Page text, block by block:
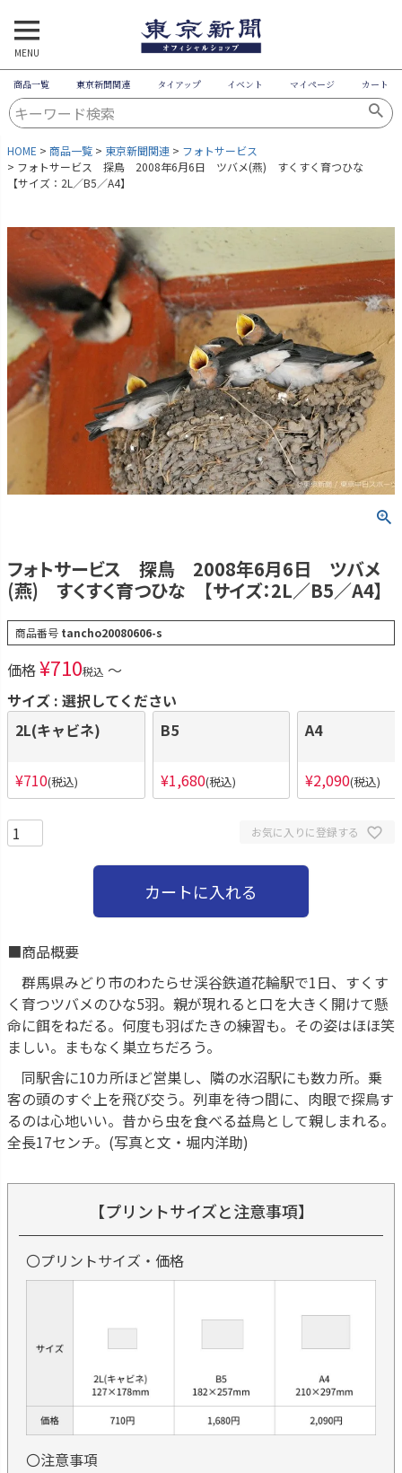
MENU
商品一覧 東京新聞関連 タイアップ イベント マイページ カート
HOME 商品一覧 東京新聞関連
フォトサービス
フォトサービス 探鳥 2008年6月6日 ツバメ(燕) すくすく育つひな
【サイズ：2L／B5／A4】
フォトサービス 探鳥 2008年6月6日 ツバメ
(燕) すくすく育つひな 【サイズ：2L／B5／A4】
商品番号 tancho20080606-s
価格¥710税込 〜
サイズ 選択してください
2L(キャビネ)
¥710 税込
B5
¥1,680 税込
A4
¥2,090 税込
お気に入りに登録する
カートに入れる
■商品概要
群馬県みどり市のわたらせ渓谷鉄道花輪駅で1日、すくす
く育つツバメのひな5羽。親が現れると口を大きく開けて懸
命に餌をねだる。何度も羽ばたきの練習も。その姿はほほ笑
ましい。まもなく巣立ちだろう。
同駅舎に10カ所ほど営巣し、隣の水沼駅にも数カ所。乗
客の頭のすぐ上を飛び交う。列車を待つ間に、肉眼で探鳥す
るのは心地いい。昔から虫を食べる益鳥として親しまれる。
全長17センチ。(写真と文・堀内洋助)
【プリントサイズと注意事項】
〇プリントサイズ・価格
〇注意事項